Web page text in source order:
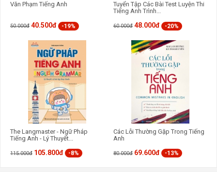
Văn Phạm Tiếng Anh
50.000đ 40.500đ -19%
Tuyển Tập Các Bài Test Luyện Thi
Tiếng Anh Trình...
60.000đ 48.000đ -20%
The Langmaster - Ngữ Pháp
Tiếng Anh - Lý Thuyết...
115.000đ 105.800đ -8%
Các Lỗi Thường Gặp Trong Tiếng
Anh
80.000đ 69.600đ -13%